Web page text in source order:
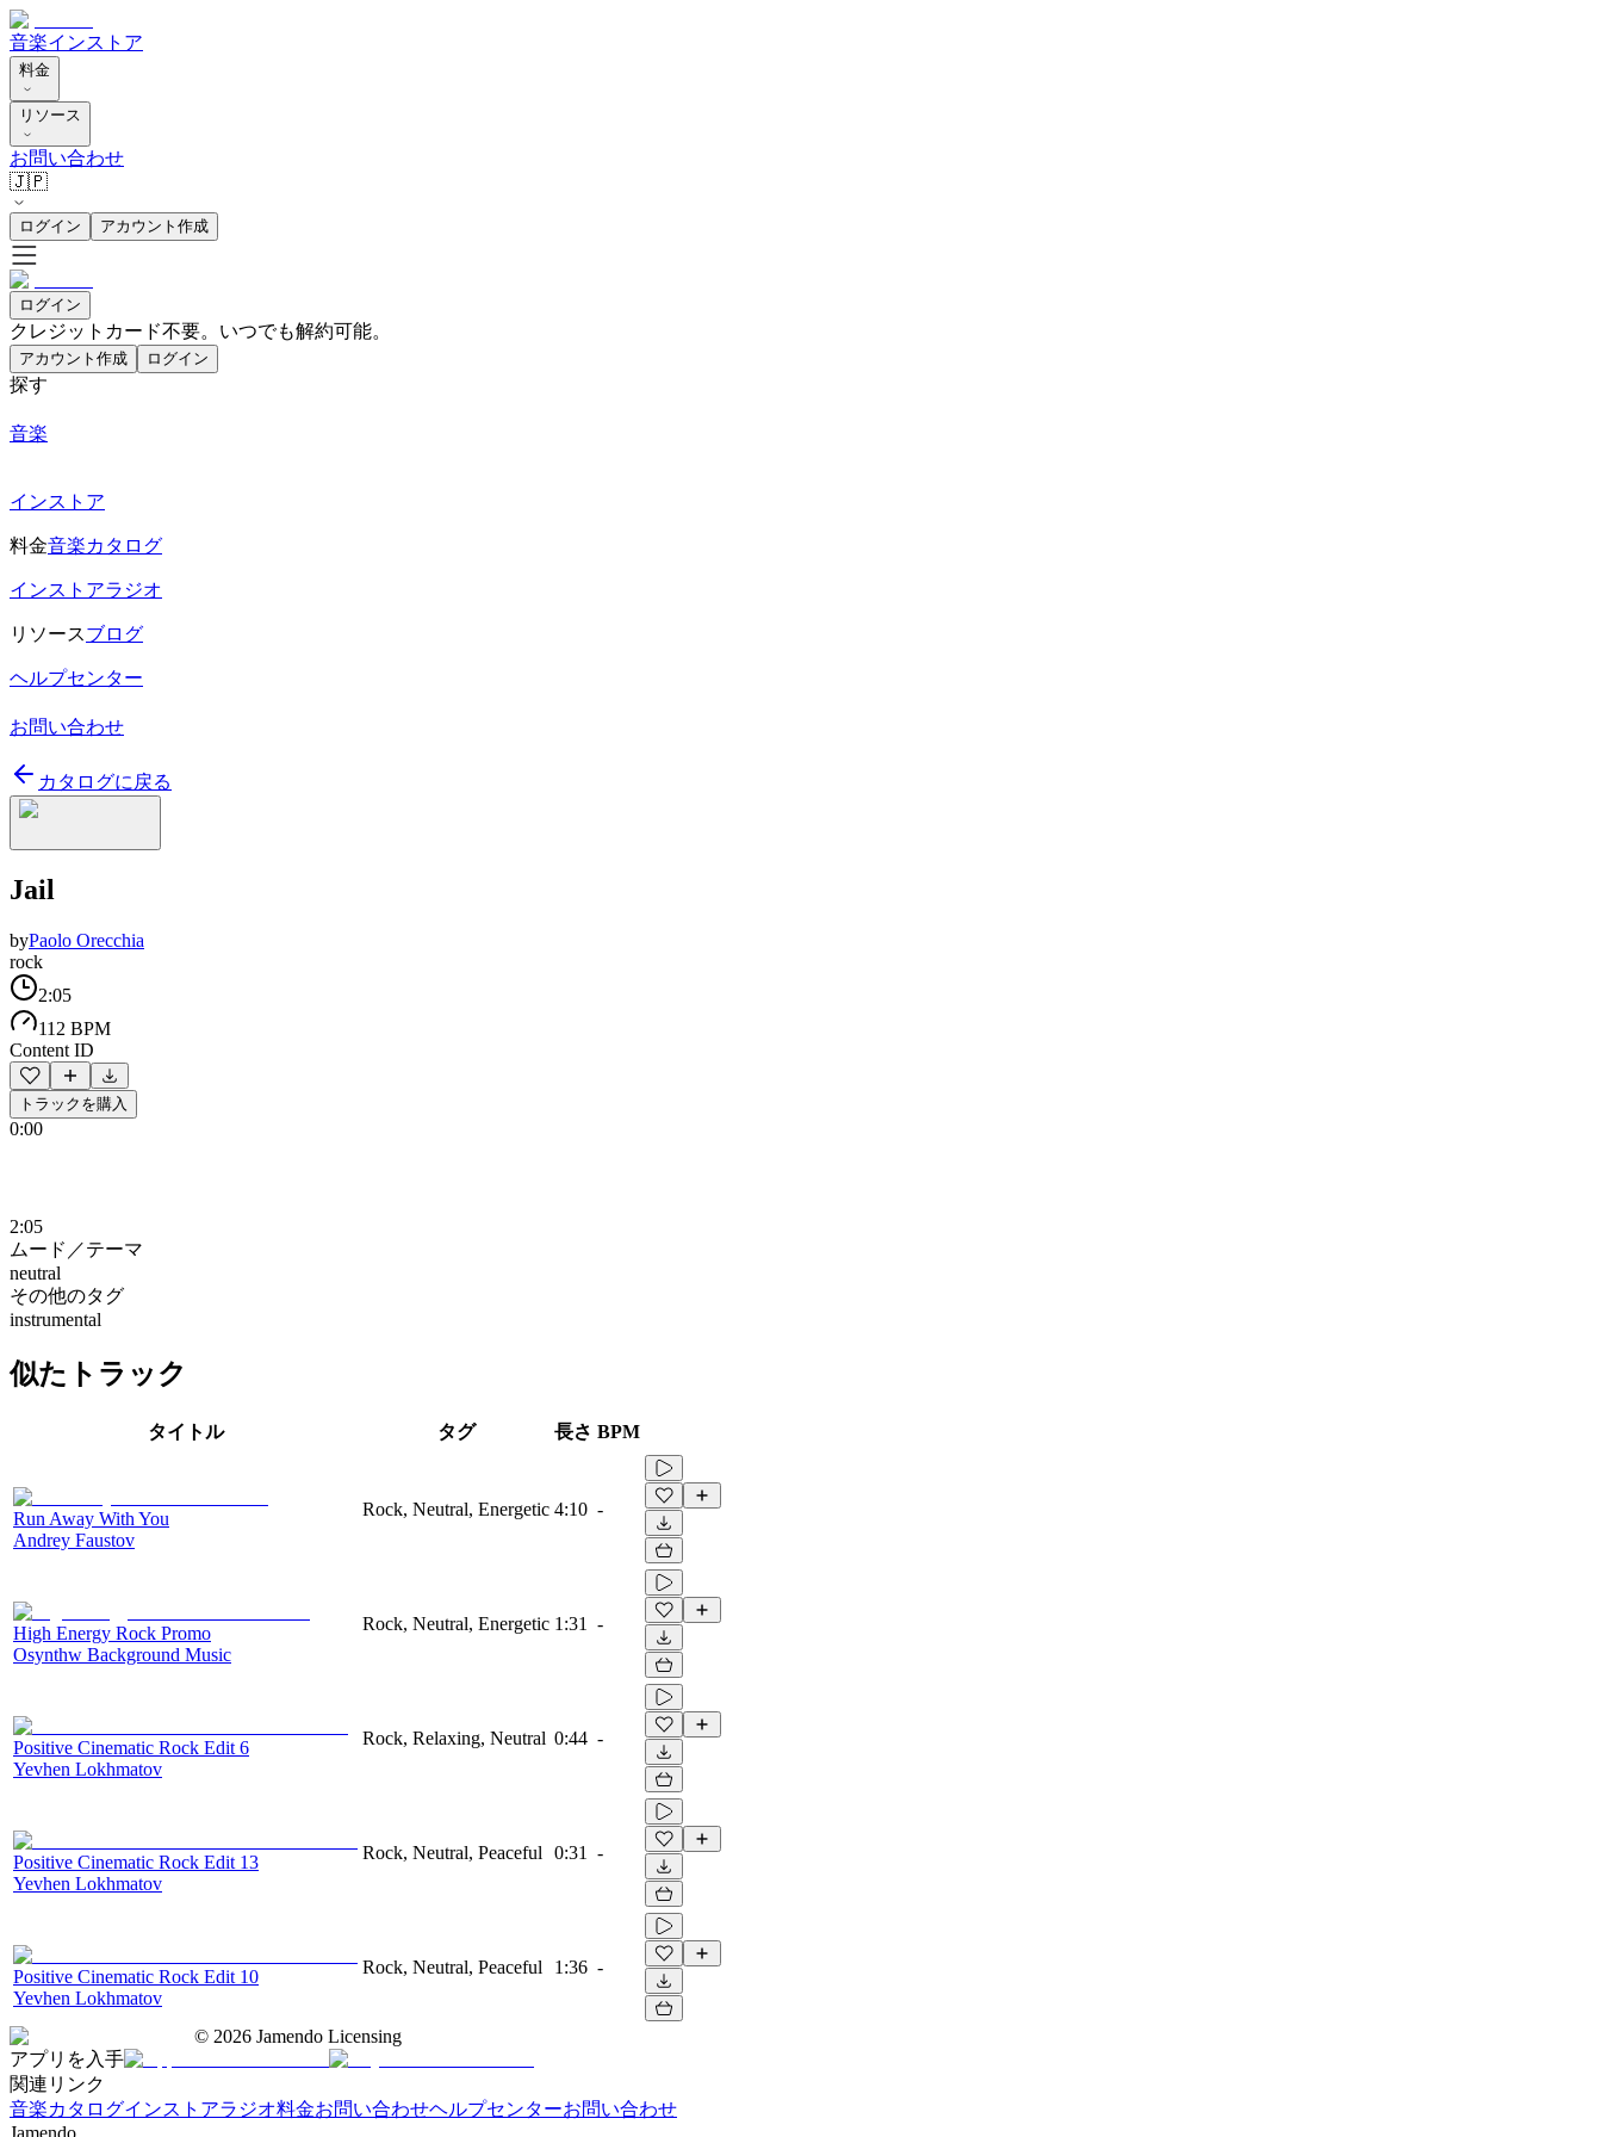
音楽インストア
料金
リソース
お問い合わせ
🇯🇵
ログイン アカウント作成
ログイン
クレジットカード不要。いつでも解約可能。
アカウント作成 ログイン
探す
音楽
インストア
料金音楽カタログ
インストアラジオ
リソースブログ
ヘルプセンター
お問い合わせ
カタログに戻る
Jail
byPaolo Orecchia
rock
2:05
112 BPM
Content ID
トラックを購入
0:00
2:05
ムード／テーマ
neutral
その他のタグ
instrumental
似たトラック
タイトル タグ 長さ BPM
Run Away With You
Andrey Faustov
Rock, Neutral, Energetic 4:10 -
High Energy Rock Promo
Osynthw Background Music
Rock, Neutral, Energetic 1:31 -
Positive Cinematic Rock Edit 6
Yevhen Lokhmatov
Rock, Relaxing, Neutral 0:44 -
Positive Cinematic Rock Edit 13
Yevhen Lokhmatov
Rock, Neutral, Peaceful 0:31 -
Positive Cinematic Rock Edit 10
Yevhen Lokhmatov
Rock, Neutral, Peaceful 1:36 -
© 2026 Jamendo Licensing
アプリを入手
関連リンク
音楽カタログインストアラジオ料金お問い合わせヘルプセンターお問い合わせ
Jamendo